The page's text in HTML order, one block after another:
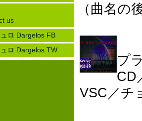
us
ロ Dargelos FB
ロ Dargelos TW
（曲名の
プ
CD
VSC／チ